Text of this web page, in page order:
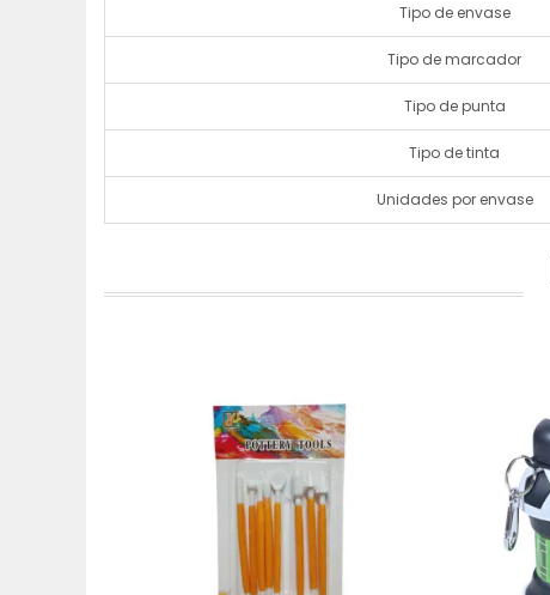
Tipo de envase
Tipo de marcador
Tipo de punta
Tipo de tinta
Unidades por envase